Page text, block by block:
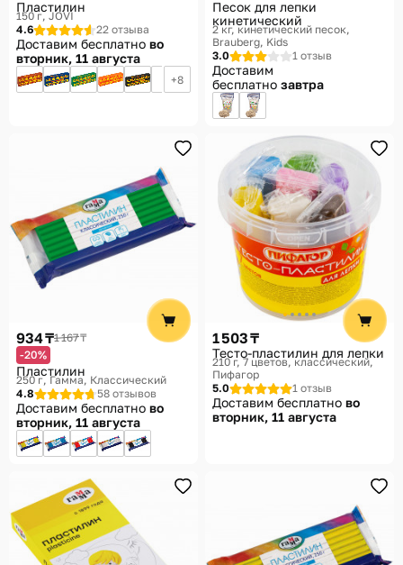
Пластилин
150 г JOVI
4.6
22 отзыва
Доставим бесплатно во
вторник, 11 августа
8
Песок для лепки
кинетический
2 кг, кинетический песок
Brauberg, Kids
3.0
1 отзыв
Доставим
бесплатно завтра
934 ₸1 167 ₸
-20%
Пластилин
250 г Гамма, Классический
4.8
58 отзывов
Доставим бесплатно во
вторник, 11 августа
1 503 ₸
Тесто-пластилин для лепки
210 г, 7 цветов, классический
Пифагор
5.0
1 отзыв
Доставим бесплатно во
вторник, 11 августа